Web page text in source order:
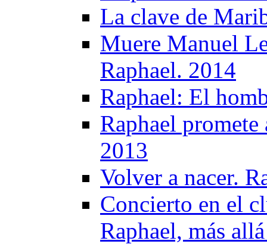
La clave de
Muere Manuel
Raphael. 2014
Raphael: El
Raphael
2013
Volver a nacer.
Concierto en el
Raphael, más